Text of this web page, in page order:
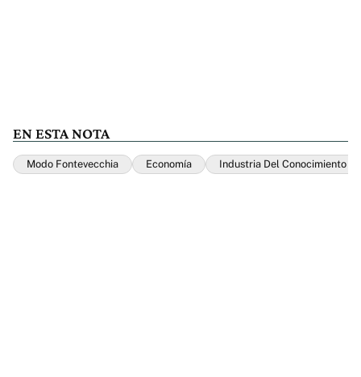
EN ESTA NOTA
Modo Fontevecchia Economía Industria Del Conocimiento